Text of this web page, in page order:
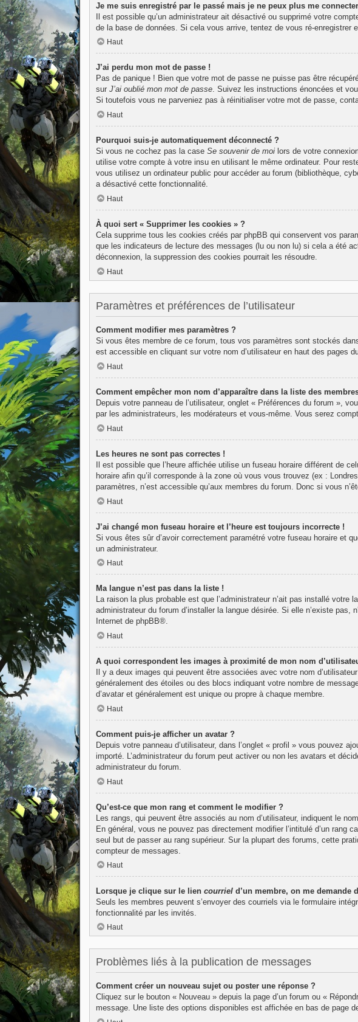
Je me suis enregistré par le passé mais je ne peux plus me
Il est possible qu’un administrateur ait désactivé ou supprimé votre
de la base de données. Si cela vous arrive, tentez de vous ré-enregistrer
Haut
J’ai perdu mon mot de passe !
Pas de panique ! Bien que votre mot de passe ne puisse pas être
sur J’ai oublié mon mot de passe. Suivez les instructions énoncées et
Si toutefois vous ne parveniez pas à réinitialiser votre mot de passe,
Haut
Pourquoi suis-je automatiquement déconnecté ?
Si vous ne cochez pas la case Se souvenir de moilors de votre
utilise votre compte à votre insu en utilisant le même ordinateur. Pour
vous utilisez un ordinateur public pour accéder au forum (bibliothèque,
a désactivé cette fonctionnalité.
Haut
À quoi sert « Supprimer les cookies » ?
Cela supprime tous les cookies créés par phpBB qui conservent vos
que les indicateurs de lecture des messages (lu ou non lu) si cela a été
déconnexion, la suppression des cookies pourrait les résoudre.
Haut
Paramètres et préférences de l’utilisateur
Comment modifier mes paramètres ?
Si vous êtes membre de ce forum, tous vos paramètres sont stockés
est accessible en cliquant sur votre nom d’utilisateur en haut des pages
Haut
Comment empêcher mon nom d’apparaître dans la liste des
Depuis votre panneau de l’utilisateur, onglet « Préférences du forum »,
par les administrateurs, les modérateurs et vous-même. Vous serez
Haut
Les heures ne sont pas correctes !
Il est possible que l’heure affichée utilise un fuseau horaire différent de
horaire afin qu’il corresponde à la zone où vous vous trouvez (ex :
paramètres, n’est accessible qu’aux membres du forum. Donc si vous
Haut
J’ai changé mon fuseau horaire et l’heure est toujours incorrecte !
Si vous êtes sûr d’avoir correctement paramétré votre fuseau horaire et
un administrateur.
Haut
Ma langue n’est pas dans la liste !
La raison la plus probable est que l’administrateur n’ait pas installé
administrateur du forum d’installer la langue désirée. Si elle n’existe
Internet de phpBB®.
Haut
A quoi correspondent les images à proximité de mon nom
Il y a deux images qui peuvent être associées avec votre nom
généralement des étoiles ou des blocs indiquant votre nombre de
d’avatar et généralement est unique ou propre à chaque membre.
Haut
Comment puis-je afficher un avatar ?
Depuis votre panneau d’utilisateur, dans l’onglet « profil » vous pouvez
importé. L’administrateur du forum peut activer ou non les avatars et
administrateur du forum.
Haut
Qu’est-ce que mon rang et comment le modifier ?
Les rangs, qui peuvent être associés au nom d’utilisateur, indiquent le
En général, vous ne pouvez pas directement modifier l’intitulé d’un
seul but de passer au rang supérieur. Sur la plupart des forums, cette
compteur de messages.
Haut
Lorsque je clique sur le lien courrield’un membre, on me demande
Seuls les membres peuvent s’envoyer des courriels via le formulaire
fonctionnalité par les invités.
Haut
Problèmes liés à la publication de messages
Comment créer un nouveau sujet ou poster une réponse ?
Cliquez sur le bouton « Nouveau » depuis la page d’un forum ou «
message. Une liste des options disponibles est affichée en bas de page